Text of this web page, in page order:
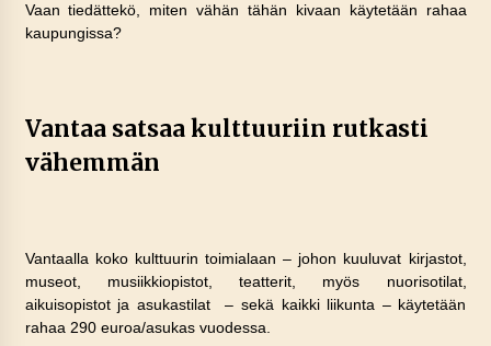
Vaan tiedättekö, miten vähän tähän kivaan käytetään rahaa
kaupungissa?
Vantaa satsaa kulttuuriin rutkasti
vähemmän
Vantaalla koko kulttuurin toimialaan – johon kuuluvat kirjastot,
museot, musiikkiopistot, teatterit, myös nuorisotilat,
aikuisopistot ja asukastilat – sekä kaikki liikunta – käytetään
rahaa 290 euroa/asukas vuodessa.